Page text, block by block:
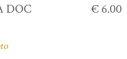
DOC € 6.00